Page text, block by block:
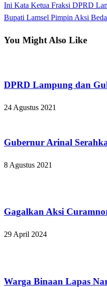
Navigasi
Previous
Post
Ini Kata Ketua Fraksi DPRD
Next
Bupati Lamsel Pimpin Aksi
You Might Also Like
DPRD Lampung dan
24 Agustus 2021
Gubernur Arinal
8 Agustus 2021
Gagalkan Aksi
29 April 2024
Warga Binaan Lapas